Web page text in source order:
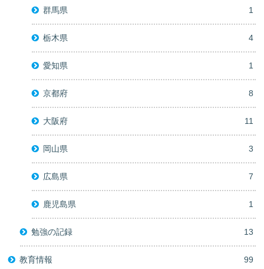
群馬県 1
栃木県 4
愛知県 1
京都府 8
大阪府 11
岡山県 3
広島県 7
鹿児島県 1
勉強の記録 13
教育情報 99